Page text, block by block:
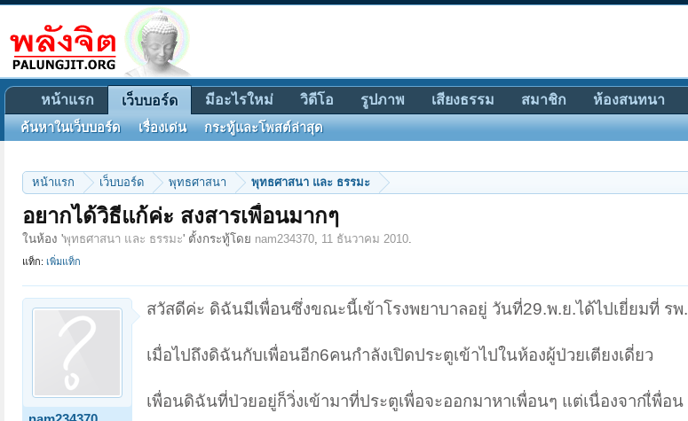
หน้าแรก เว็บบอร์ด พุทธศาสนา พุทธศาสนา และ ธรรมะ
อยากได้วิธีแก้ค่ะ สงสารเพื่อนมากๆ
ในห้อง 'พุทธศาสนา และ ธรรมะ' ตั้งกระทู้โดย nam234370, 11 ธันวาคม 2010.
แท็ก: เพิ่มแท็ก
สวัสดีค่ะ ดิฉันมีเพื่อนซึ่งขณะนี้เข้าโรงพยาบาลอยู่ วันที่29.พ.ย.ได้ไปเยี่ยมที่ รพ.
เมื่อไปถึงดิฉันกับเพื่อนอีก6คนกำลังเปิดประตูเข้าไปในห้องผู้ป่วยเตียงเดี่ยว
เพื่อนดิฉันที่ป่วยอยู่ก็วิ่งเข้ามาที่ประตูเพื่อจะออกมาหาเพื่อนๆ แต่เนื่องจากเื่พื่อน
หน้าแรก เว็บบอร์ด
ค้นหาในเว็บบอร์ด เรื่องเด่น กระทู้และโพสต์ล่าสุด
มีอะไรใหม่ วิดีโอ รูปภาพ เสียงธรรม สมาชิก ห้องสนทนา